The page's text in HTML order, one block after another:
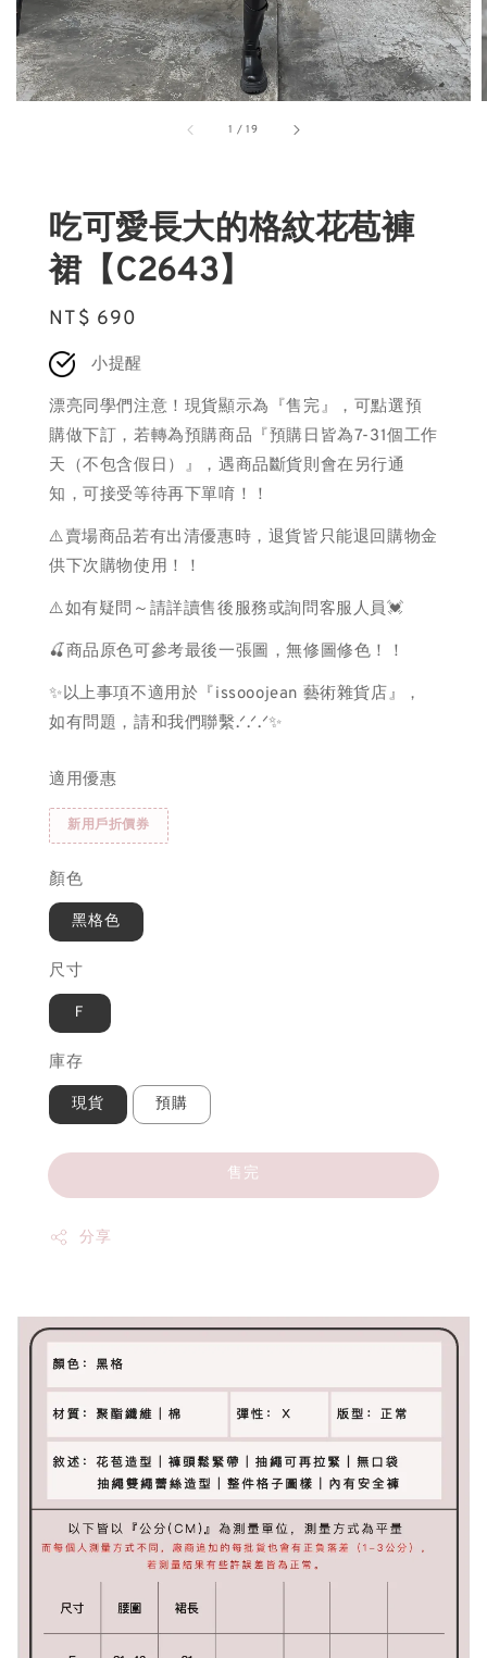
1 /19
吃可愛長大的格紋花苞褲
裙【C2643】
Regular
price
NT$ 690
小提醒
漂亮同學們注意！現貨顯示為『售完』，可點選預
購做下訂，若轉為預購商品『預購日皆為7-31個工作
天（不包含假日）』，遇商品斷貨則會在另行通
知，可接受等待再下單唷！！
⚠️賣場商品若有出清優惠時，退貨皆只能退回購物金
供下次購物使用！！
⚠️如有疑問～請詳讀售後服務或詢問客服人員💓
🍒商品原色可參考最後一張圖，無修圖修色！！
✨以上事項不適用於『issooojean 藝術雜貨店』，
如有問題，請和我們聯繫.ᐟ.ᐟ.ᐟ✨
適用優惠
新用戶折價券
顏色
黑格色
尺寸
Ｆ
庫存
現貨 預購
售完
分享